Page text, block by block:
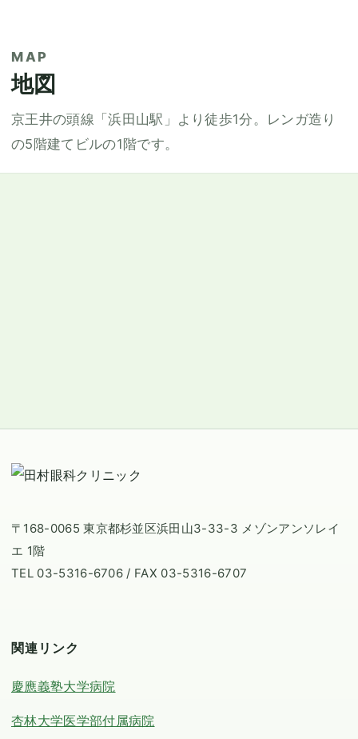
MAP
地図
京王井の頭線「浜田山駅」より徒歩1分。レンガ造り
の5階建てビルの1階です。
〒168-0065 東京都杉並区浜田山3-33-3 メゾンアンソレイ
エ 1階
TEL 03-5316-6706 / FAX 03-5316-6707
関連リンク
慶應義塾大学病院
杏林大学医学部付属病院